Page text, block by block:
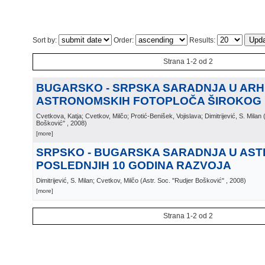
Sort by: Order: Results:
Strana 1-2 od 2
BUGARSKO - SRPSKA SARADNJA U
ASTRONOMSKIH FOTOPLOČA
Cvetkova, Katja; Cvetkov, Milčo; Protić-Benišek, Vojislava; Dimitrijević, S. Milan (
Bošković"
, 2008)
[more]
SRPSKO - BUGARSKA SARADNJA U
POSLEDNJIH 10 GODINA RAZVOJA
Dimitrijević, S. Milan; Cvetkov, Milčo (Astr. Soc. "Rudjer Bošković" , 2008)
[more]
Strana 1-2 od 2